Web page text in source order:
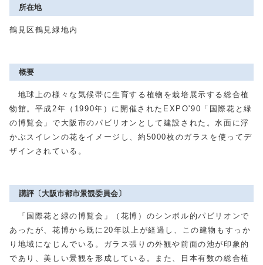
所在地
鶴見区鶴見緑地内
概要
地球上の様々な気候帯に生育する植物を栽培展示する総合植
物館。平成2年（1990年）に開催されたEXPO'90「国際花と緑
の博覧会」で大阪市のパビリオンとして建設された。水面に浮
かぶスイレンの花をイメージし、約5000枚のガラスを使ってデ
ザインされている。
講評〔大阪市都市景観委員会〕
「国際花と緑の博覧会」（花博）のシンボル的パビリオンで
あったが、花博から既に20年以上が経過し、この建物もすっか
り地域になじんでいる。ガラス張りの外観や前面の池が印象的
であり、美しい景観を形成している。また、日本有数の総合植